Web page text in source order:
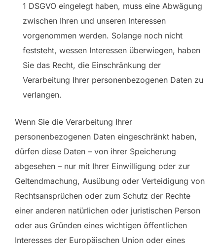
1 DSGVO eingelegt haben, muss eine Abwägung
zwischen Ihren und unseren Interessen
vorgenommen werden. Solange noch nicht
feststeht, wessen Interessen überwiegen, haben
Sie das Recht, die Einschränkung der
Verarbeitung Ihrer personenbezogenen Daten zu
verlangen.
Wenn Sie die Verarbeitung Ihrer
personenbezogenen Daten eingeschränkt haben,
dürfen diese Daten – von ihrer Speicherung
abgesehen – nur mit Ihrer Einwilligung oder zur
Geltendmachung, Ausübung oder Verteidigung von
Rechtsansprüchen oder zum Schutz der Rechte
einer anderen natürlichen oder juristischen Person
oder aus Gründen eines wichtigen öffentlichen
Interesses der Europäischen Union oder eines